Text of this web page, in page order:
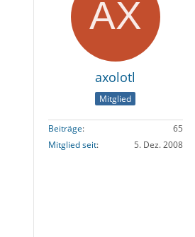
axolotl
Mitglied
Beiträge
65
Mitglied seit
5. Dez. 2008